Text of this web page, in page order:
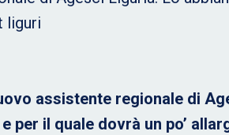
liguri
assistente regionale di
per il quale dovrà un po’